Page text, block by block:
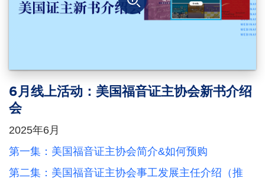
6月线上活动：美国福音证主协会新书介绍
会
2025年6月
第一集：美国福音证主协会简介&如何预购
第二集：美国福音证主协会事工发展主任介绍（推